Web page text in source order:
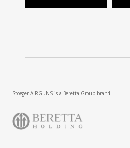
Stoeger AIRGUNS is a Beretta Group brand